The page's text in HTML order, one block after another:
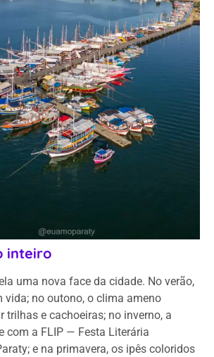
inteiro
uma nova face da cidade. No verão,
vida; no outono, o clima ameno
trilhas e cachoeiras; no inverno, a
com a FLIP — Festa Literária
e na primavera, os ipês coloridos